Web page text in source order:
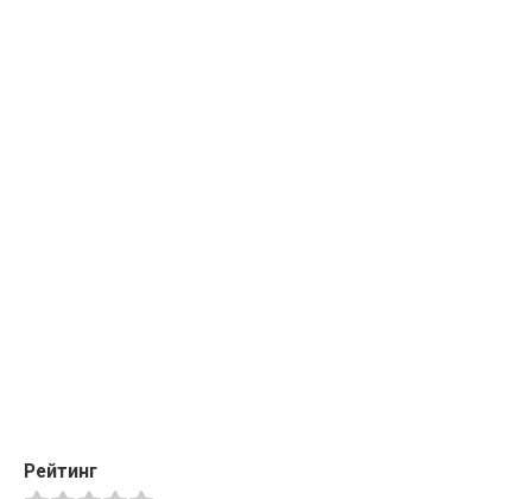
Рейтинг